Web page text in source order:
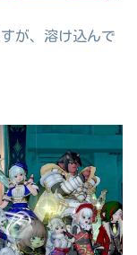
が、溶け込んで